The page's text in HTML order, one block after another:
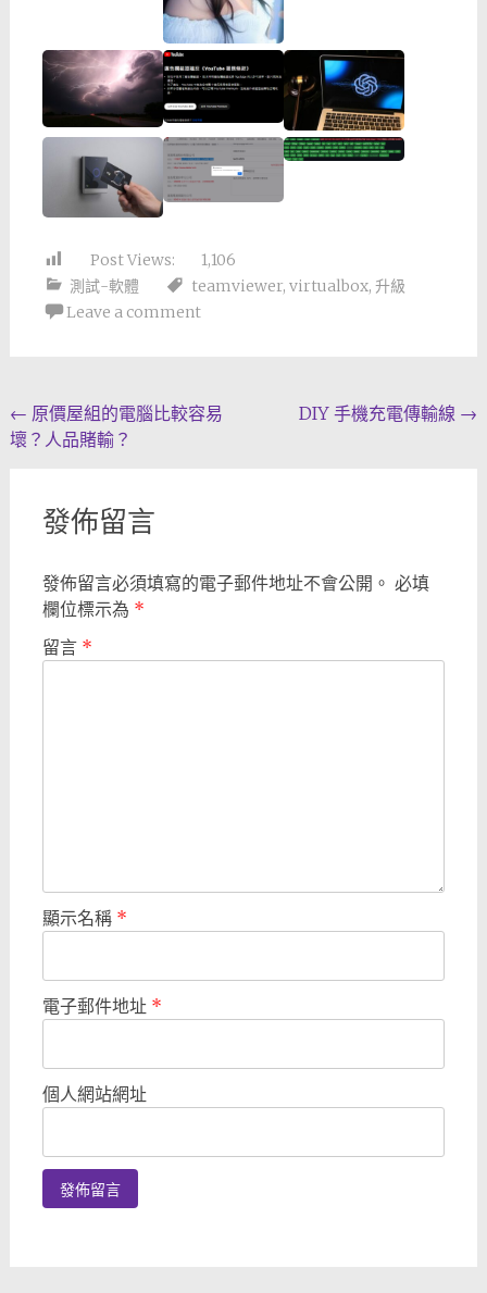
Post Views:
1,106
測試-軟體
teamviewer, virtualbox, 升級
Leave a comment
Post
navigation
← 原價屋組的電腦比較容易
壞？人品賭輸？
DIY 手機充電傳輸線 →
發佈留言
發佈留言必須填寫的電子郵件地址不會公開。 必填
欄位標示為 *
留言 *
顯示名稱 *
電子郵件地址 *
個人網站網址